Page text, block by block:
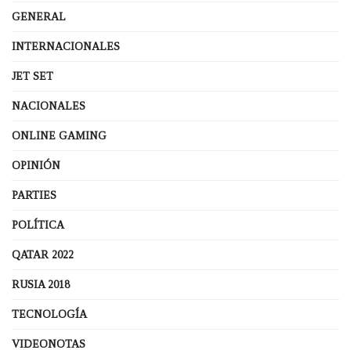
GENERAL
INTERNACIONALES
JET SET
NACIONALES
ONLINE GAMING
OPINIÓN
PARTIES
POLÍTICA
QATAR 2022
RUSIA 2018
TECNOLOGÍA
VIDEONOTAS